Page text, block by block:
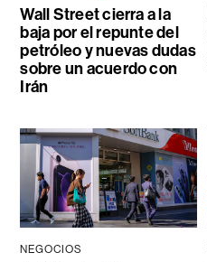
Wall Street cierra a la
baja por el repunte del
petróleo y nuevas dudas
sobre un acuerdo con
Irán
NEGOCIOS